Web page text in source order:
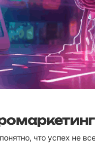
что успех не